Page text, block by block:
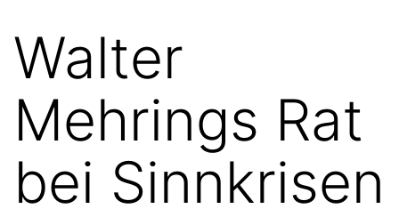
Walter
Mehrings Rat
bei Sinnkrisen